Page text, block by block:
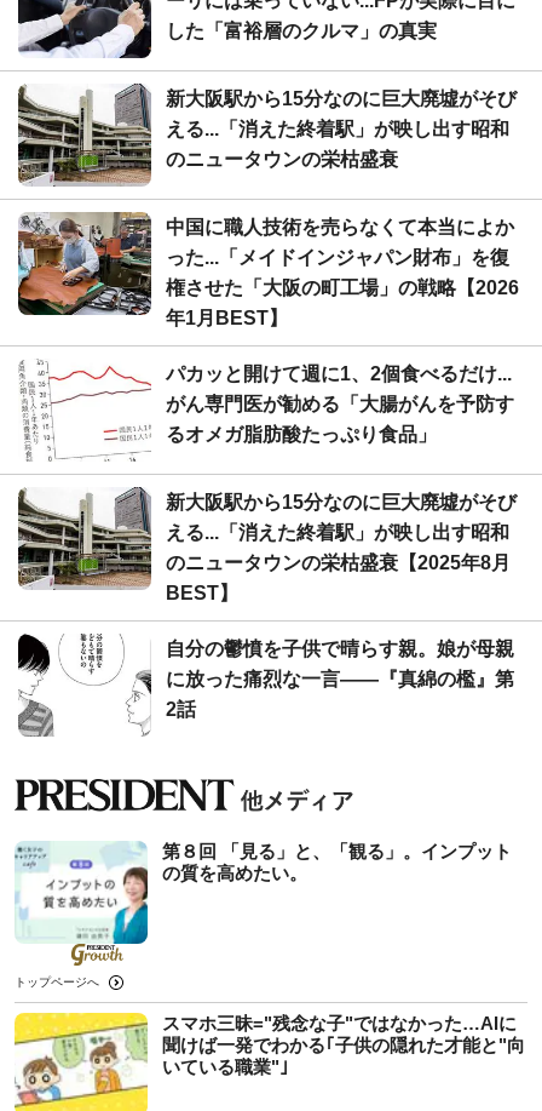
した「富裕層のクルマ」の真実
新大阪駅から15分なのに巨大廃墟がそび
える...「消えた終着駅」が映し出す昭和
のニュータウンの栄枯盛衰
中国に職人技術を売らなくて本当によか
った...「メイドインジャパン財布」を復
権させた「大阪の町工場」の戦略【2026
年1月BEST】
パカッと開けて週に1、2個食べるだけ...
がん専門医が勧める「大腸がんを予防す
るオメガ脂肪酸たっぷり食品」
新大阪駅から15分なのに巨大廃墟がそび
える...「消えた終着駅」が映し出す昭和
のニュータウンの栄枯盛衰【2025年8月
BEST】
自分の鬱憤を子供で晴らす親。娘が母親
に放った痛烈な一言――『真綿の檻』第
2話
第８回 「見る」と、「観る」。インプット
の質を高めたい。
トップページへ
スマホ三昧="残念な子"ではなかった…AIに
聞けば一発でわかる｢子供の隠れた才能と"向
いている職業"｣